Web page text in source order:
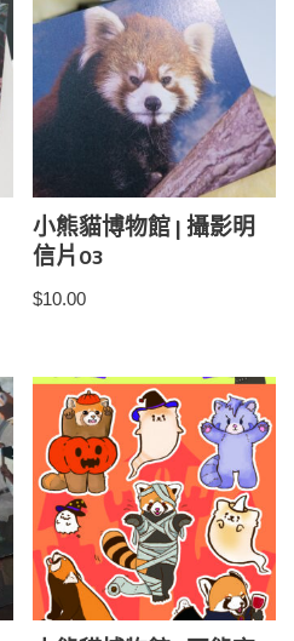
小熊貓博物館 | 攝影明
信片03
$10.00